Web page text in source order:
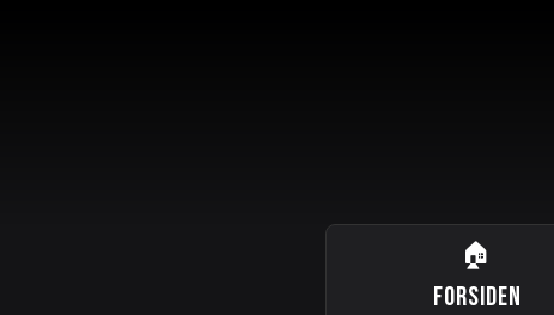
🏠
FORSIDEN